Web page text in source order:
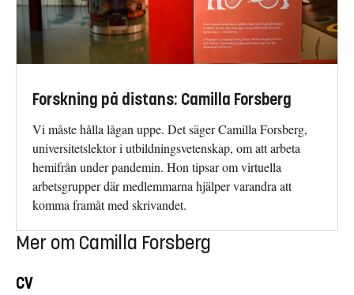
Forskning på distans: Camilla Forsberg
Vi måste hålla lågan uppe. Det säger Camilla Forsberg,
universitetslektor i utbildningsvetenskap, om att arbeta
hemifrån under pandemin. Hon tipsar om virtuella
arbetsgrupper där medlemmarna hjälper varandra att
komma framåt med skrivandet.
Mer om Camilla Forsberg
CV